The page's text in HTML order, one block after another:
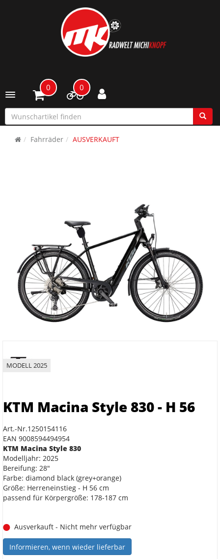
Toggle navigation
0 0
Fahrräder AUSVERKAUFT
MODELL 2025
KTM Macina Style 830 - H 56
Art.-Nr.1250154116
EAN 9008594494954
KTM Macina Style 830
Modelljahr: 2025
Bereifung: 28"
Farbe: diamond black (grey+orange)
Größe: Herreneinstieg - H 56 cm
passend für Körpergröße: 178-187 cm
Ausverkauft - Nicht mehr verfügbar
Informieren, wenn wieder lieferbar